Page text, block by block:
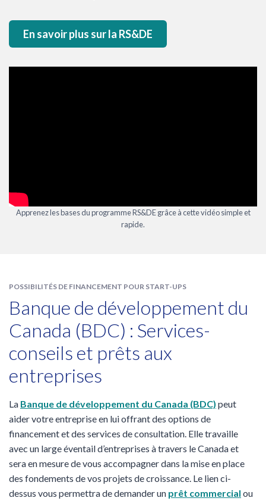
En savoir plus sur la RS&DE
Apprenez les bases du programme RS&DE grâce à cette vidéo simple et
rapide.
POSSIBILITÉS DE FINANCEMENT POUR START-UPS
Banque de développement du
Canada (BDC) : Services-
conseils et prêts aux
entreprises
La Banque de développement du Canada (BDC) peut
aider votre entreprise en lui offrant des options de
financement et des services de consultation. Elle travaille
avec un large éventail d’entreprises à travers le Canada et
sera en mesure de vous accompagner dans la mise en place
des fondements de vos projets de croissance. Le lien ci-
dessus vous permettra de demander un prêt commercial ou